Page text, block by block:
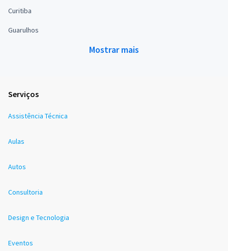
Curitiba
Guarulhos
Mostrar mais
Serviços
Assistência Técnica
Aulas
Autos
Consultoria
Design e Tecnologia
Eventos